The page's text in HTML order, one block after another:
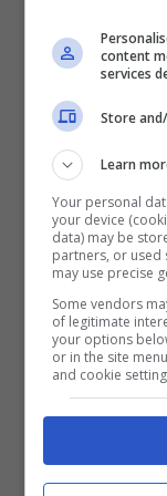
ci sia un
content
services
Store
Learn
Your personal
your device
data) may be
partners, or used
may use precise
Some vendors
of legitimate
your options
or in the site
and cookie